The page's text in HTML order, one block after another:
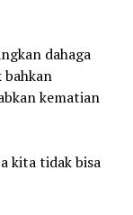
dahaga
kematian
kita tidak bisa